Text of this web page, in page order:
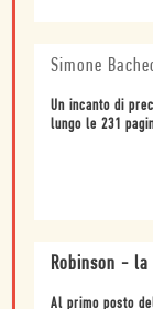
Simone
Un incanto di
lungo le 231
Robinson - la
Al primo posto